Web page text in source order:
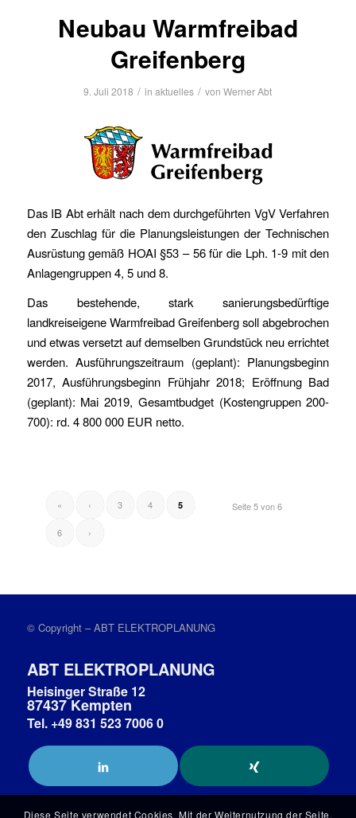
Neubau Warmfreibad
Greifenberg
9. Juli 2018 / inaktuelles / vonWerner Abt
Das IB Abt erhält nach dem durchgeführten VgV Verfahren
den Zuschlag für die Planungsleistungen der Technischen
Ausrüstung gemäß HOAI §53 – 56 für die Lph. 1-9 mit den
Anlagengruppen 4, 5 und 8.
Das bestehende, stark sanierungsbedürftige
landkreiseigene Warmfreibad Greifenberg soll abgebrochen
und etwas versetzt auf demselben Grundstück neu errichtet
werden. Ausführungszeitraum (geplant): Planungsbeginn
2017, Ausführungsbeginn Frühjahr 2018; Eröffnung Bad
(geplant): Mai 2019, Gesamtbudget (Kostengruppen 200-
700): rd. 4 800 000 EUR netto.
Seite 5 von 6
« ‹ 3 4 5
6 ›
© Copyright – ABT ELEKTROPLANUNG
ABT ELEKTROPLANUNG
Heisinger Straße 12
87437 Kempten
Tel. +49 831 523 7006 0
Diese Seite verwendet Cookies. Mit der Weiternutzung der Seite,